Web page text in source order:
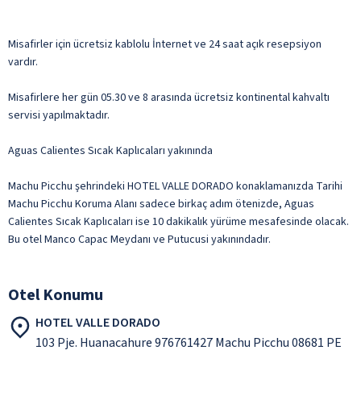
Misafirler için ücretsiz kablolu İnternet ve 24 saat açık resepsiyon
vardır.
Misafirlere her gün 05.30 ve 8 arasında ücretsiz kontinental kahvaltı
servisi yapılmaktadır.
Aguas Calientes Sıcak Kaplıcaları yakınında
Machu Picchu şehrindeki HOTEL VALLE DORADO konaklamanızda Tarihi
Machu Picchu Koruma Alanı sadece birkaç adım ötenizde, Aguas
Calientes Sıcak Kaplıcaları ise 10 dakikalık yürüme mesafesinde olacak.
Bu otel Manco Capac Meydanı ve Putucusi yakınındadır.
Otel Konumu
HOTEL VALLE DORADO
103 Pje. Huanacahure 976761427 Machu Picchu 08681 PE